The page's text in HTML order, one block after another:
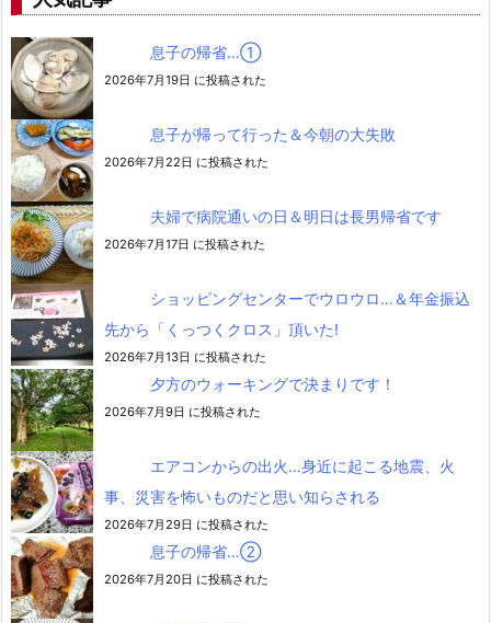
息子の帰省…➀
2026年7月19日 に投稿された
息子が帰って行った＆今朝の大失敗
2026年7月22日 に投稿された
夫婦で病院通いの日＆明日は長男帰省です
2026年7月17日 に投稿された
ショッピングセンターでウロウロ…＆年金振込
先から「くっつくクロス」頂いた!
2026年7月13日 に投稿された
夕方のウォーキングで決まりです！
2026年7月9日 に投稿された
エアコンからの出火…身近に起こる地震、火
事、災害を怖いものだと思い知らされる
2026年7月29日 に投稿された
息子の帰省…②
2026年7月20日 に投稿された